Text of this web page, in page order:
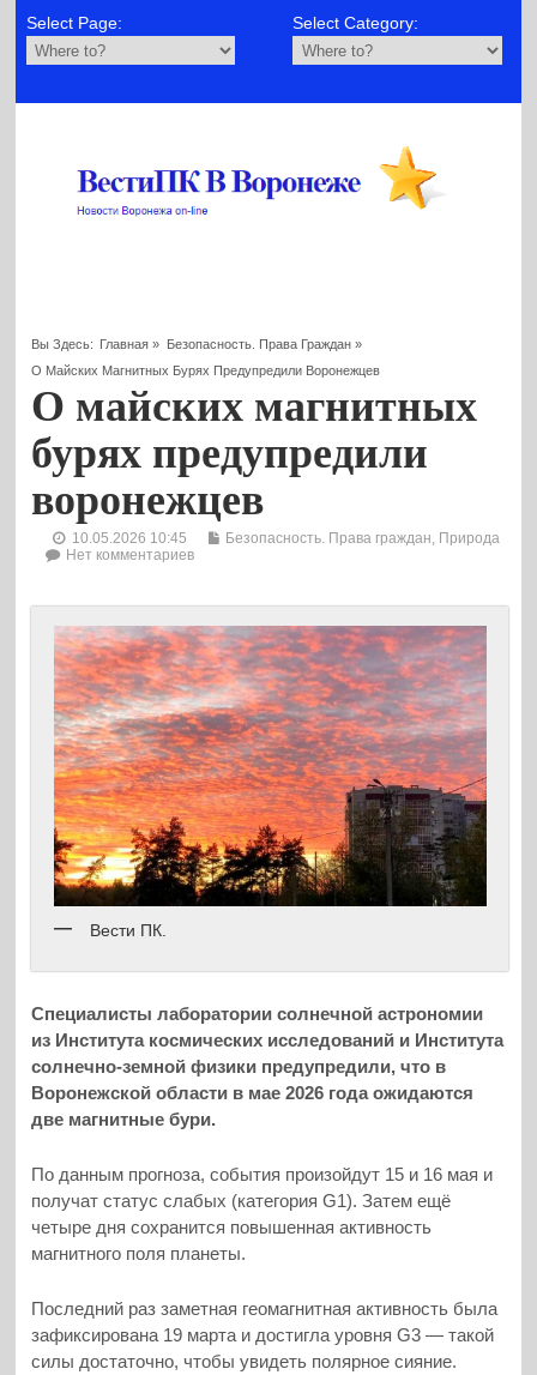
Select Page: Select Category:
Вы Здесь: Главная » Безопасность. Права Граждан»
О Майских Магнитных Бурях Предупредили Воронежцев
О майских магнитных
бурях предупредили
воронежцев
10.05.2026 10:45 Безопасность. Права граждан Природа
Нет комментариев
Вести ПК.
Специалисты лаборатории солнечной астрономии
из Института космических исследований и Института
солнечно-земной физики предупредили, что в
Воронежской области в мае 2026 года ожидаются
две магнитные бури.
По данным прогноза, события произойдут 15 и 16 мая и
получат статус слабых (категория G1). Затем ещё
четыре дня сохранится повышенная активность
магнитного поля планеты.
Последний раз заметная геомагнитная активность была
зафиксирована 19 марта и достигла уровня G3 — такой
силы достаточно, чтобы увидеть полярное сияние.